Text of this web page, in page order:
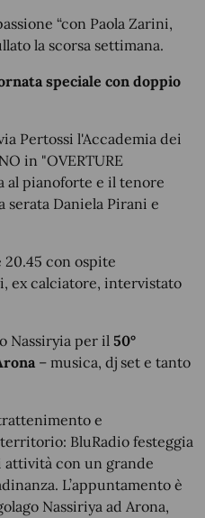
“con Paola Zarini,
la scorsa settimana.
speciale con doppio
Pertossi l'Accademia dei
in "OVERTURE
al pianoforte e il tenore
serata Daniela Pirani e
con ospite
ex calciatore, intervistato
Nassiryia per il 50°
– musica, dj set e tanto
e
BluRadio festeggia
attività con un grande
L’appuntamento è
Nassiriya ad Arona,